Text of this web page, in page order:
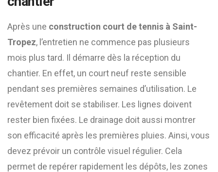
Après une construction court de tennis à Saint-
Tropez, l’entretien ne commence pas plusieurs
mois plus tard. Il démarre dès la réception du
chantier. En effet, un court neuf reste sensible
pendant ses premières semaines d’utilisation. Le
revêtement doit se stabiliser. Les lignes doivent
rester bien fixées. Le drainage doit aussi montrer
son efficacité après les premières pluies. Ainsi, vous
devez prévoir un contrôle visuel régulier. Cela
permet de repérer rapidement les dépôts, les zones